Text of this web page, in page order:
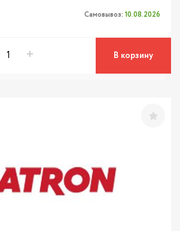
Самовывоз: 10.08.2026
В корзину